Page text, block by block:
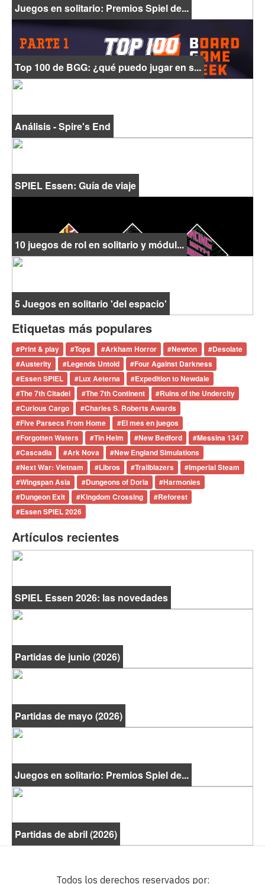
Juegos en solitario: Premios Spiel de...
Top 100 de BGG: ¿qué puedo jugar en s...
Análisis - Spire's End
SPIEL Essen: Guía de viaje
10 juegos de rol en solitario y módul...
5 Juegos en solitario 'del espacio'
Etiquetas más populares
#Print & play #Tops #Arkham Horror #Newton #Desolate
#Austerity #Legends Untold #Four Against Darkness
#Essen SPIEL #Lux Aeterna #Expedition to Newdale
#The 7th Citadel #The 7th Continent #Ruins of the Undercity
#Curious Cargo #Charles S. Roberts Awards
#Five Parsecs From Home #El mes en juegos
#Forgotten Waters #Tin Helm #New Bedford #Messina 1347
#Cascadia #Ark Nova #New England Simulations
#Next War: Vietnam #Libros #Trailblazers #Imperial Steam
#Wingspan Asia #Dungeons of Doria #Harmonies
#Dungeon Exit #Kingdom Crossing #Reforest
#Essen SPIEL 2026
Artículos recientes
SPIEL Essen 2026: las novedades
Partidas de junio (2026)
Partidas de mayo (2026)
Juegos en solitario: Premios Spiel de...
Partidas de abril (2026)
Todos los derechos reservados por: